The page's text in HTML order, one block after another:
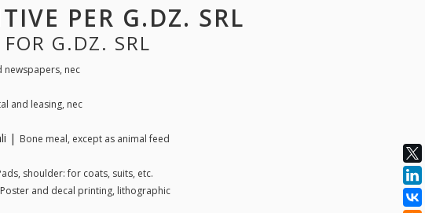
PER G.DZ. SRL
G.DZ. SRL
newspapers, nec
and leasing, nec
| Bone meal, except as animal feed
shoulder: for coats, suits, etc.
Poster and decal printing, lithographic